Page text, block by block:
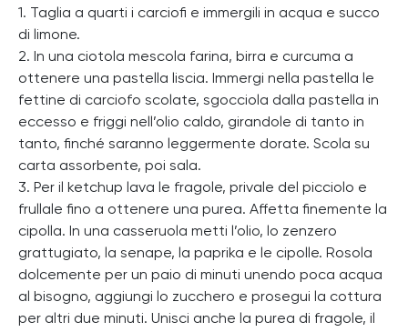
1. Taglia a quarti i carciofi e immergili in acqua e succo
di limone.
2. In una ciotola mescola farina, birra e curcuma a
ottenere una pastella liscia. Immergi nella pastella le
fettine di carciofo scolate, sgocciola dalla pastella in
eccesso e friggi nell’olio caldo, girandole di tanto in
tanto, finché saranno leggermente dorate. Scola su
carta assorbente, poi sala.
3. Per il ketchup lava le fragole, privale del picciolo e
frullale fino a ottenere una purea. Affetta finemente la
cipolla. In una casseruola metti l’olio, lo zenzero
grattugiato, la senape, la paprika e le cipolle. Rosola
dolcemente per un paio di minuti unendo poca acqua
al bisogno, aggiungi lo zucchero e prosegui la cottura
per altri due minuti. Unisci anche la purea di fragole, il